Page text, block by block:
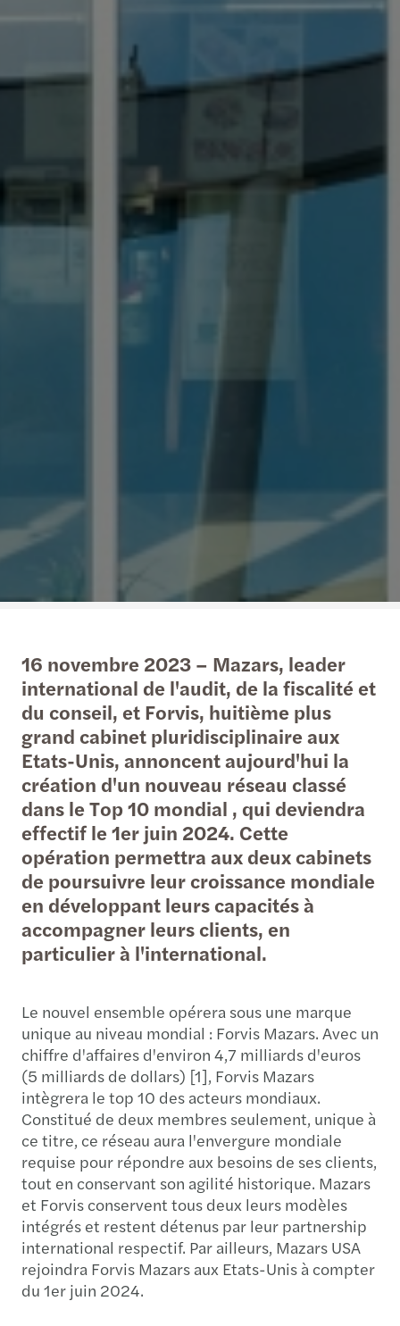
16 novembre 2023 – Mazars, leader
international de l'audit, de la fiscalité et
du conseil, et Forvis, huitième plus
grand cabinet pluridisciplinaire aux
Etats-Unis, annoncent aujourd'hui la
création d'un nouveau réseau classé
dans le Top 10 mondial , qui deviendra
effectif le 1er juin 2024. Cette
opération permettra aux deux cabinets
de poursuivre leur croissance mondiale
en développant leurs capacités à
accompagner leurs clients, en
particulier à l'international.
Le nouvel ensemble opérera sous une marque
unique au niveau mondial : Forvis Mazars. Avec un
chiffre d'affaires d'environ 4,7 milliards d'euros
(5 milliards de dollars) [1], Forvis Mazars
intègrera le top 10 des acteurs mondiaux.
Constitué de deux membres seulement, unique à
ce titre, ce réseau aura l'envergure mondiale
requise pour répondre aux besoins de ses clients,
tout en conservant son agilité historique. Mazars
et Forvis conservent tous deux leurs modèles
intégrés et restent détenus par leur partnership
international respectif. Par ailleurs, Mazars USA
rejoindra Forvis Mazars aux Etats-Unis à compter
du 1er juin 2024.